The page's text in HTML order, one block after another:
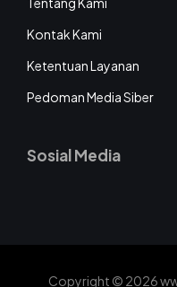
Kontak Kami
Ketentuan Layanan
Pedoman Media Siber
Sosial Media
Copyright © 2026